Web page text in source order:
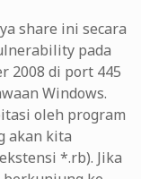
share ini secara
pada
2008 di port 445
Windows.
oleh program
akan kita
*.rb). Jika